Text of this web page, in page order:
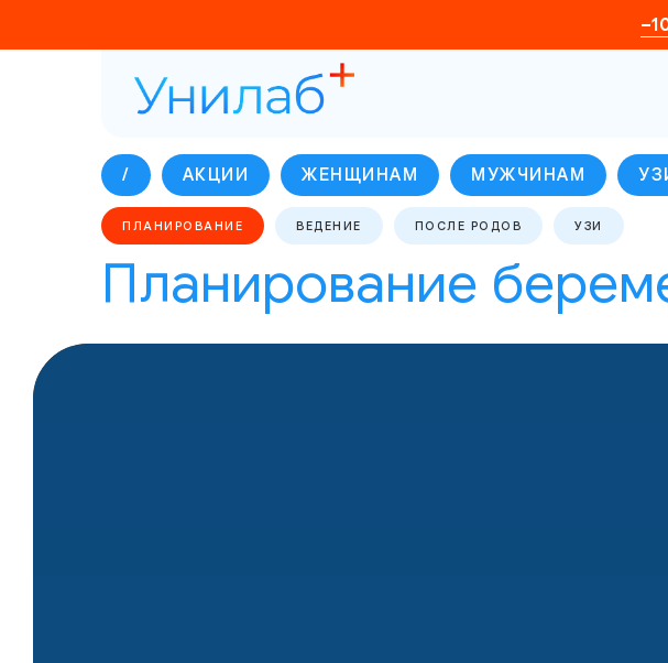
/ АКЦИИ ЖЕНЩИНАМ МУЖЧИНАМ
ПЛАНИРОВАНИЕ ВЕДЕНИЕ ПОСЛЕ РОДОВ УЗИ
Планирование